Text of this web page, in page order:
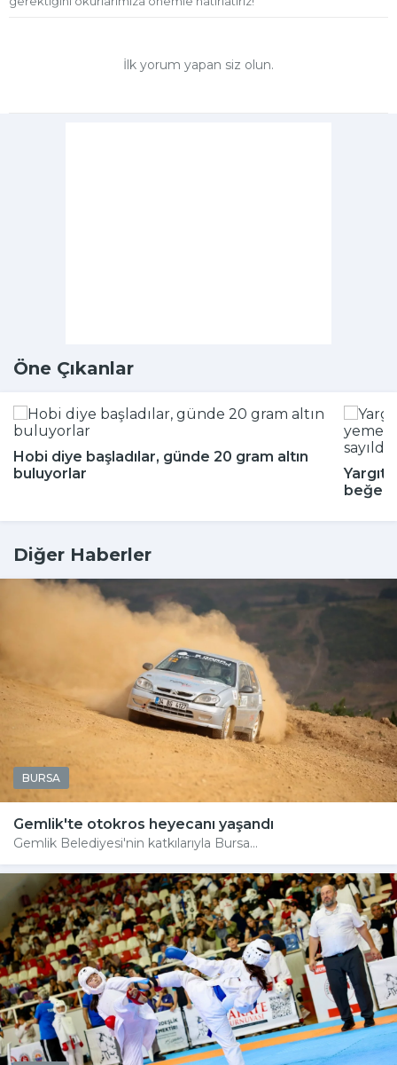
İlk yorum yapan siz olun.
Öne Çıkanlar
Hobi diye başladılar, günde 20 gram altın
buluyorlar
Diğer Haberler
BURSA
Gemlik'te otokros heyecanı yaşandı
Gemlik Belediyesi'nin katkılarıyla Bursa...